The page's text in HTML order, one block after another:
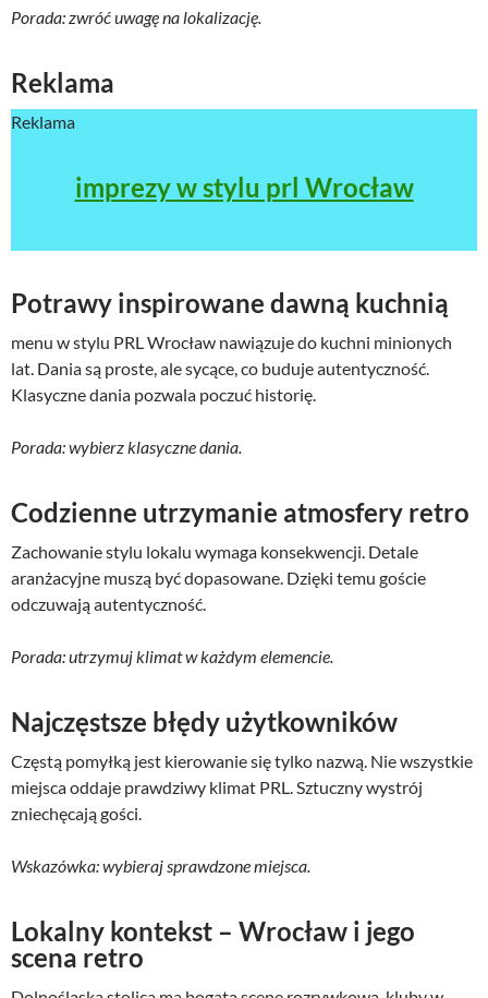
Porada: zwróć uwagę na lokalizację.
Reklama
Reklama
imprezy w stylu prl Wrocław
Potrawy inspirowane dawną kuchnią
menu w stylu PRL Wrocław nawiązuje do kuchni minionych
lat. Dania są proste, ale sycące, co buduje autentyczność.
Klasyczne dania pozwala poczuć historię.
Porada: wybierz klasyczne dania.
Codzienne utrzymanie atmosfery retro
Zachowanie stylu lokalu wymaga konsekwencji. Detale
aranżacyjne muszą być dopasowane. Dzięki temu goście
odczuwają autentyczność.
Porada: utrzymuj klimat w każdym elemencie.
Najczęstsze błędy użytkowników
Częstą pomyłką jest kierowanie się tylko nazwą. Nie wszystkie
miejsca oddaje prawdziwy klimat PRL. Sztuczny wystrój
zniechęcają gości.
Wskazówka: wybieraj sprawdzone miejsca.
Lokalny kontekst – Wrocław i jego
scena retro